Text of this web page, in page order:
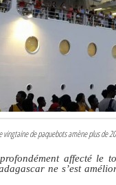
vingtaine de paquebots amène plus de
affecté
ne s’est